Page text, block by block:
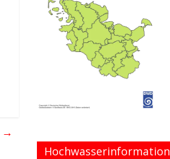
→
Hochwasserinformation